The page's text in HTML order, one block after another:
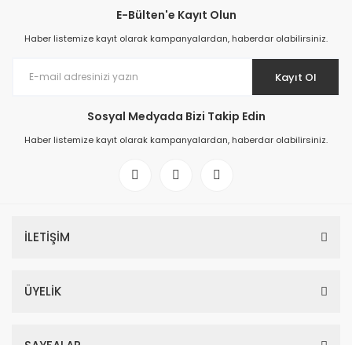
E-Bülten'e Kayıt Olun
Haber listemize kayıt olarak kampanyalardan, haberdar olabilirsiniz.
Kayıt Ol
Sosyal Medyada Bizi Takip Edin
Haber listemize kayıt olarak kampanyalardan, haberdar olabilirsiniz.
İLETİŞİM
ÜYELİK